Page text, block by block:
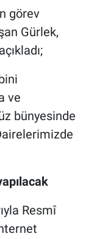
görev
Gürlek,
ve
bünyesinde
Resmî